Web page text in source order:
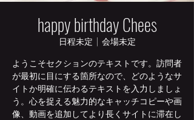
happy birthday Chees
日程未定
  |
会場未定
ようこそセクションのテキストです。訪問者
が最初に目にする箇所なので、どのようなサ
イトか明確に伝わるテキストを入力しましょ
う。心を捉える魅力的なキャッチコピーや画
像、動画を追加してより長くサイトに滞在し